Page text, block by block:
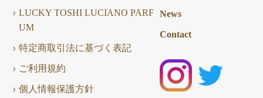
LUCKY TOSHI LUCIANO PARF
UM
特定商取引法に基づく表記
ご利用規約
個人情報保護方針
News
Contact